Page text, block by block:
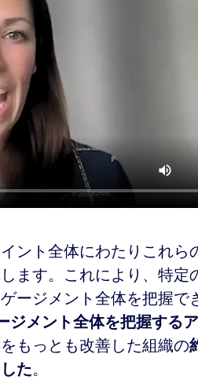
ント全体にわたりこれら
ます。これにより、特定
ージメント全体を把握で
メント全体を把握する
もっとも改善した組織の
た。